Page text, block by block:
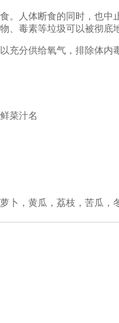
人体断食的同时，也中
、毒素等垃圾可以被彻底
分供给氧气，排除体内
菜汁名
，黄瓜，荔枝，苦瓜，